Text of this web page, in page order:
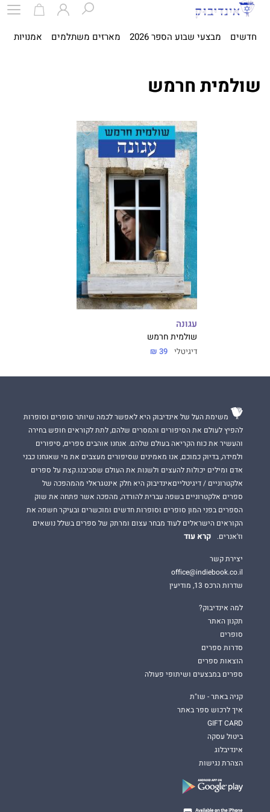
חדשים מבצעי שבוע הספר 2026 מארזים משתלמים אמנויות
שולמית חרמש
עגונה
שולמית חרמש
דיגיטלי 39 ₪
משימת העל של אינדיבוק היא לאפשר לכמה שיותר סופרים וסופרות
להפיץ לעולם את הסיפורים והמסרים שלהם, לתת לקוראים חופש בחירה
והעשיר את כוח הקריאה בעולם שלהם. אנחנו אוהבים ספרים, סיפורים
ולמידה, בדיוק כמוכם, אנו מאמינים שסיפורים מעצבים את מי שאנחנו כבני
אדם ומילים יכולות להעצים ולשנות את העולם שסביבנו.קצת על ספרים
אלקטרוניים / דיגיטלייםאינדיבוק היא חלק אינטגראלי מהמהפכה של
ספרים אלקטרוניים בשפה עברית להורדה, מהפכה אשר פתחה את שוק
הספרים בפני המון סופרים וסופרות חדשים ומוכשרים ובעיקר חשפה את
הקוראים הישראלים לעוד מבחר עצום ומרתק של ספרים בשלל נושאים
וז'אנרים.
קרא עוד
יצירת קשר
office@indiebook.co.il
שדרות הרכס 13, מודיעין
למה אינדיבוק?
תקנון האתר
סופרים
סדרות ספרים
הוצאות ספרים
ספרים במבצעים ושיתופי פעולה
קניה באתר - שו"ת
איך לרכוש ספר באתר
GIFT CARD
ביטול עסקה
אינדיבלוג
הצהרת נגישות